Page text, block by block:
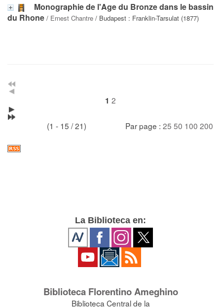
Monographie de l'Age du Bronze dans le bassin
du Rhone / Ernest Chantre / Budapest : Franklin-Tarsulat (1877)
1 2
(1 - 15 / 21) Par page : 25 50 100 200
La Biblioteca en:
Biblioteca Florentino Ameghino
Biblioteca Central de la